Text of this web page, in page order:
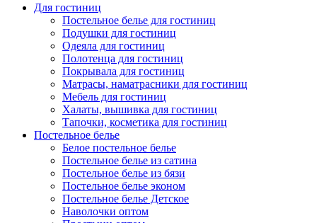
Для гостиниц
Постельное белье для гостиниц
Подушки для гостиниц
Одеяла для гостиниц
Полотенца для гостиниц
Покрывала для гостиниц
Матрасы, наматрасники для гостиниц
Мебель для гостиниц
Халаты, вышивка для гостиниц
Тапочки, косметика для гостиниц
Постельное белье
Белое постельное белье
Постельное белье из сатина
Постельное белье из бязи
Постельное белье эконом
Постельное белье Детское
Наволочки оптом